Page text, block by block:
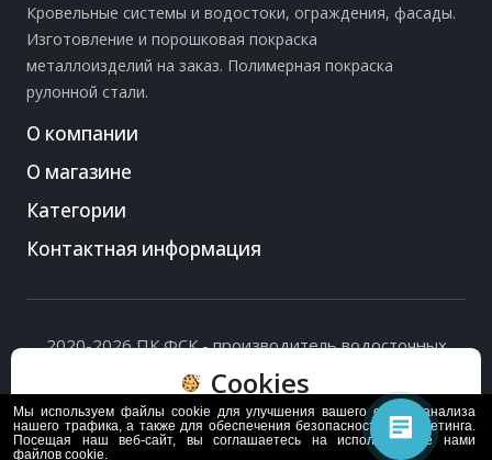
Кровельные системы и водостоки, ограждения, фасады.
Изготовление и порошковая покраска
металлоизделий на заказ. Полимерная покраска
рулонной стали.
О компании
О магазине
Категории
Контактная информация
2020-2026 ПК ФСК - производитель водосточных
Политика обработки персональных данных
на их обработку.
Cookies
Пользуясь сайтом, вы соглашаетесь с политикой
обработки и хранения данных Cookie
Мы используем файлы cookie для улучшения вашего опыта, анализа
нашего трафика, а также для обеспечения безопасности и маркетинга.
Посещая наш веб-сайт, вы соглашаетесь на использование нами
файлов cookie.